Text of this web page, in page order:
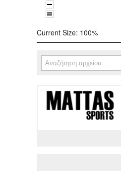
Current Size: 100%
Φόρμα αναζήτησης
Αναζήτηση